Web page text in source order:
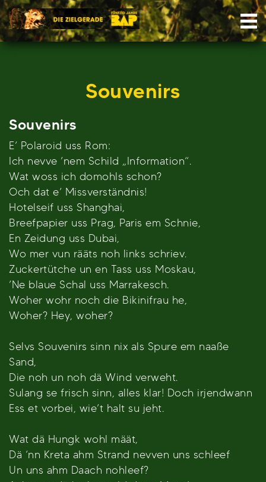
Skip
to
content
Souvenirs
Souvenirs
E’ Polaroid uss Rom:
Ich nevve ’nem Schild „Information“.
Wat woss ich domohls schon?
Och dat e’ Missverständnis!
Hotelseif uss Shanghai,
Breefpapier uss Prag, Paris em Schnie,
En Zeidung uss Dubai,
Wo mer vun rääts noh links schriev.
Zuckertütche un en Tass uss Moskau,
’Ne blaue Schal uss Marrakesch.
Woher wohr noch die Bikinifrau he,
Woher? Hey, woher?
Selvs Souvenirs sinn nix als Spure em naaße
Sand,
Die noh un noh dä Wind verweht.
Sulang se frisch sinn, alles klar! Doch irjendwann
Ess et vorbei, wie’t halt su jeht.
Wat dä Hungk wohl määt,
Dä ‘nn Kreta ahm Strand nevven uns schleef
Un uns ahm Daach nohleef?